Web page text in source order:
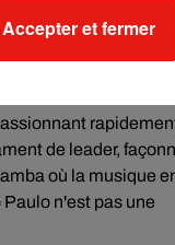
la diversité
de leader,
où la musique
n'est pas une
Accepter et fermer